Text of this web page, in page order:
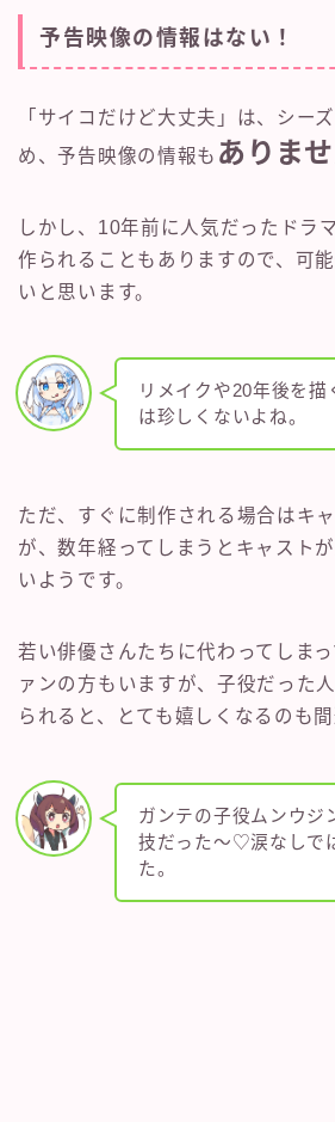
予告映像の情報はない！
「サイコだけど大丈夫」は、シー
め、予告映像の情報も ありま
しかし、10年前に人気だったドラ
作られることもありますので、可
いと思います。
リメイクや20年後を描
は珍しくないよね。
ただ、すぐに制作される場合はキ
が、数年経ってしまうとキャスト
いようです。
若い俳優さんたちに代わってしま
ァンの方もいますが、子役だった
られると、とても嬉しくなるのも
ガンテの子役ムンウジ
技だった～♡涙なしで
た。